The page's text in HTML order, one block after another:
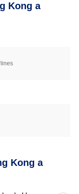
Kong a
Kong a